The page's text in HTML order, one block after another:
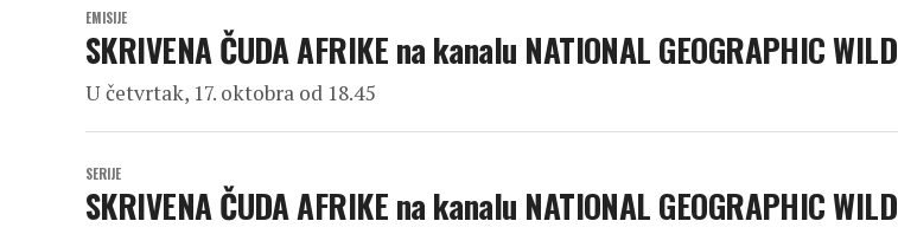
EMISIJE
SKRIVENA ČUDA AFRIKE na kanalu NATIONAL GEOGRAPHIC WILD
U četvrtak, 17. oktobra od 18.45
SERIJE
SKRIVENA ČUDA AFRIKE na kanalu NATIONAL GEOGRAPHIC WILD